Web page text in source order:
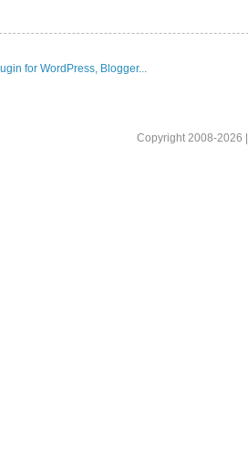
Copyright 2008-2026